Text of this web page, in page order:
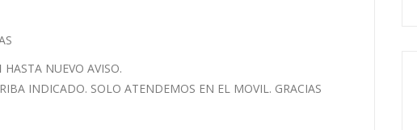
HASTA NUEVO AVISO.
INDICADO. SOLO ATENDEMOS EN EL MOVIL. GRACIAS